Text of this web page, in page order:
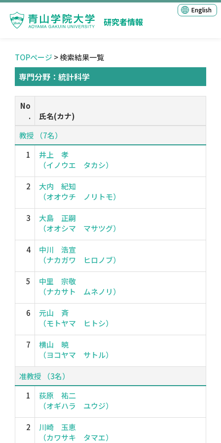
研究者情報
English
TOPページ > 検索結果一覧
専門分野：統計科学
No
.
氏名(カナ)
教授 （7名）
1
井上 孝
（イノウエ タカシ）
2
大内 紀知
（オオウチ ノリトモ）
3
大島 正嗣
（オオシマ マサツグ）
4
中川 浩宣
（ナカガワ ヒロノブ）
5
中里 宗敬
（ナカサト ムネノリ）
6
元山 斉
（モトヤマ ヒトシ）
7
横山 暁
（ヨコヤマ サトル）
准教授 （3名）
1
荻原 祐二
（オギハラ ユウジ）
2
川崎 玉恵
（カワサキ タマエ）